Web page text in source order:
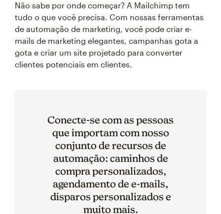
Não sabe por onde começar? A Mailchimp tem
tudo o que você precisa. Com nossas ferramentas
de automação de marketing, você pode criar e-
mails de marketing elegantes, campanhas gota a
gota e criar um site projetado para converter
clientes potenciais em clientes.
Conecte-se com as pessoas
que importam com nosso
conjunto de recursos de
automação: caminhos de
compra personalizados,
agendamento de e-mails,
disparos personalizados e
muito mais.